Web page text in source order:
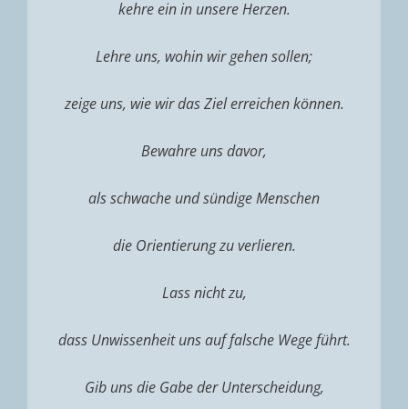
kehre ein in unsere Herzen.
Lehre uns, wohin wir gehen sollen;
zeige uns, wie wir das Ziel erreichen können.
Bewahre uns davor,
als schwache und sündige Menschen
die Orientierung zu verlieren.
Lass nicht zu,
dass Unwissenheit uns auf falsche Wege führt.
Gib uns die Gabe der Unterscheidung,